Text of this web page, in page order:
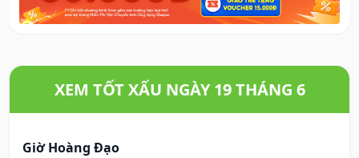
XEM TỐT XẤU NGÀY 19 THÁNG 6
Giờ Hoàng Đạo